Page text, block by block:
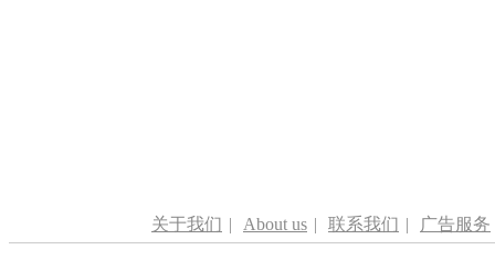
关于我们 | About us | 联系我们 | 广告服务